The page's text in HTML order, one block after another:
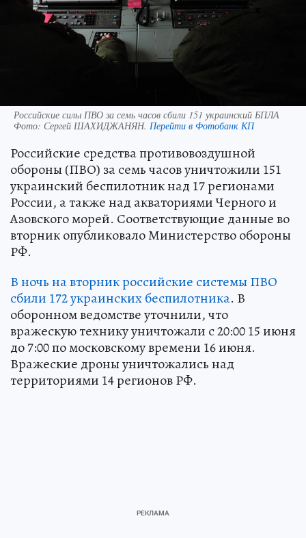
Российские силы ПВО за семь часов сбили 151 украинский БПЛА
Фото: Сергей ШАХИДЖАНЯН. Перейти в Фотобанк КП
Российские средства противовоздушной
обороны (ПВО) за семь часов уничтожили 151
украинский беспилотник над 17 регионами
России, а также над акваториями Черного и
Азовского морей. Соответствующие данные во
вторник опубликовало Министерство обороны
РФ.
В ночь на вторник российские системы ПВО
сбили 172 украинских беспилотника. В
оборонном ведомстве уточнили, что
вражескую технику уничтожали с 20:00 15 июня
до 7:00 по московскому времени 16 июня.
Вражеские дроны уничтожались над
территориями 14 регионов РФ.